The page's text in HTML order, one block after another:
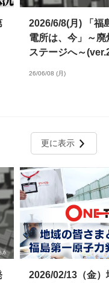
2026/6/8(月) 「福
電所は、今」～
ステージへ～
26/06/08 (月)
更に表示
2026/02/13（金